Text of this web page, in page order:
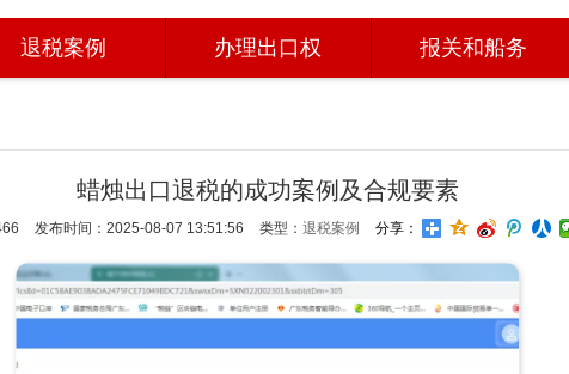
退税案例 办理出口权 报关和船务
蜡烛出口退税的成功案例及合规要素
发布时间：2025-08-07 13:51:56 类型： 退税案例 分享：